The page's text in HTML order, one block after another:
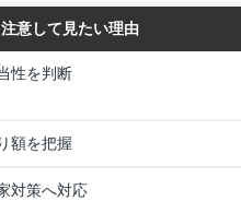
注意して見たい理由
性を判断
額を把握
対策へ対応